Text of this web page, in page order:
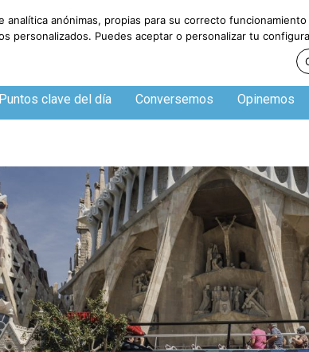
de 2026
Puntos clave del día Conversemos Opinemos
analítica anónimas, propias para su correcto
personalizados. Puedes aceptar o personalizar tu